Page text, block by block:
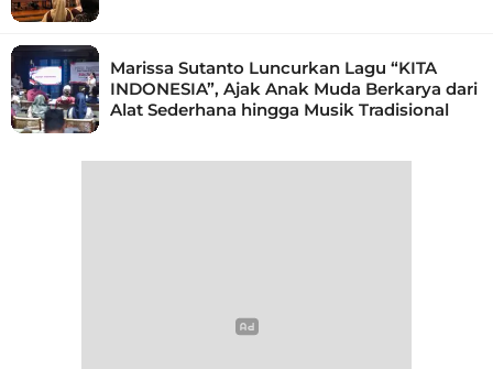
Marissa Sutanto Luncurkan Lagu “KITA
INDONESIA”, Ajak Anak Muda Berkarya dari
Alat Sederhana hingga Musik Tradisional